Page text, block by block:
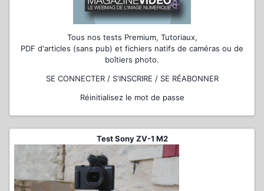
Tous nos tests Premium, Tutoriaux,
PDF d'articles (sans pub) et fichiers natifs de caméras ou de
boîtiers photo.
SE CONNECTER / S'INSCRIRE / SE RÉABONNER
Réinitialisez le mot de passe
Test Sony ZV-1 M2